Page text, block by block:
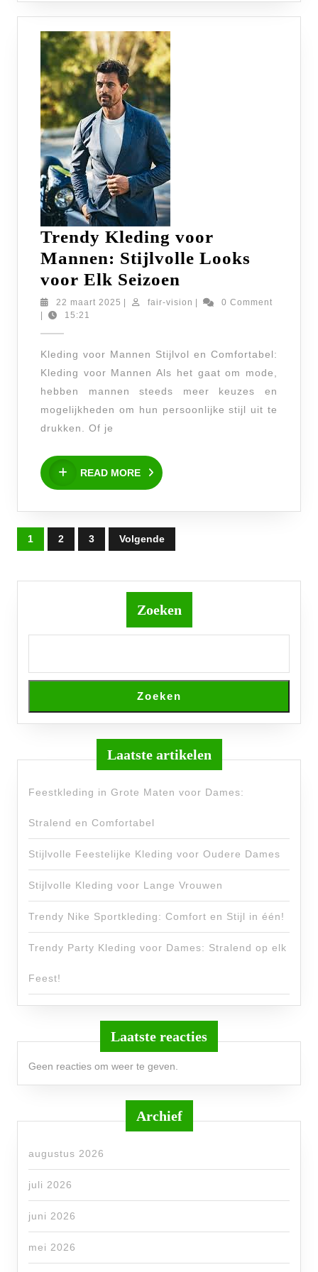
Trendy Kleding voor
Mannen: Stijlvolle Looks
voor Elk Seizoen
Kleding
Stijlvolle
Looks
voor
22 maart 2025 22
fair-vision fair-
0 Comment
15:21
Kleding voor Mannen Stijlvol en Comfortabel:
Kleding voor Mannen Als het gaat om mode,
hebben mannen steeds meer keuzes en
mogelijkheden om hun persoonlijke stijl uit te
drukken. Of je
READ MORE
READ
MORE
Berichten
paginering
1 2 3 Volgende
Zoeken
Zoeken
Laatste artikelen
Feestkleding in Grote Maten voor Dames:
Stralend en Comfortabel
Stijlvolle Feestelijke Kleding voor Oudere Dames
Stijlvolle Kleding voor Lange Vrouwen
Trendy Nike Sportkleding: Comfort en Stijl in één!
Trendy Party Kleding voor Dames: Stralend op elk
Feest!
Laatste reacties
Geen reacties om weer te geven.
Archief
augustus 2026
juli 2026
juni 2026
mei 2026